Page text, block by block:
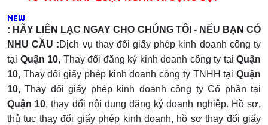
: HÃY LIÊN LẠC NGAY CHO CHÚNG TÔI - NẾU BẠN CÓ
NHU CẦU :Dịch vụ thay đổi giấy phép kinh doanh công ty
tại Quận 10, Thay đổi đăng ký kinh doanh công ty tại Quận
10, Thay đổi giấy phép kinh doanh công ty TNHH tại Quận
10, Thay đổi giấy phép kinh doanh công ty Cổ phần tại
Quận 10, thay đổi nội dung đăng ký doanh nghiệp. Hồ sơ,
thủ tục thay đổi giấy phép kinh doanh, hồ sơ thay đổi giấy